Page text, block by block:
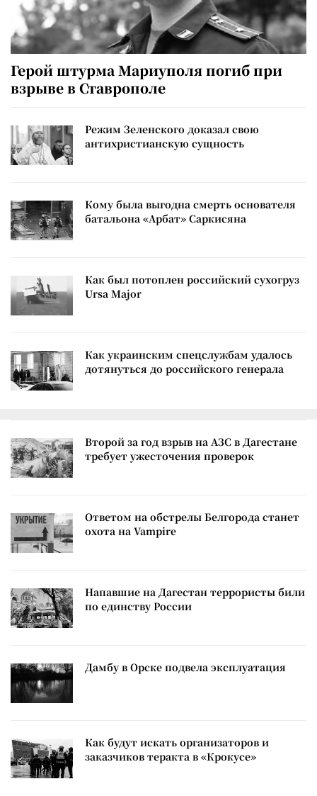
Герой штурма Мариуполя погиб при
взрыве в Ставрополе
Режим Зеленского доказал свою
антихристианскую сущность
Кому была выгодна смерть основателя
батальона «Арбат» Саркисяна
Как был потоплен российский сухогруз
Ursa Major
Как украинским спецслужбам удалось
дотянуться до российского генерала
Второй за год взрыв на АЗС в Дагестане
требует ужесточения проверок
Ответом на обстрелы Белгорода станет
охота на Vampire
Напавшие на Дагестан террористы били
по единству России
Дамбу в Орске подвела эксплуатация
Как будут искать организаторов и
заказчиков теракта в «Крокусе»